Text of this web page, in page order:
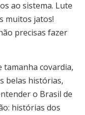
ao sistema. Lute
muitos jatos!
precisas fazer
tamanha covardia,
belas histórias,
o Brasil de
histórias dos